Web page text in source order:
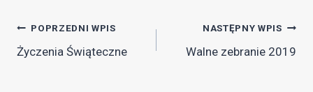
Nawigacja
wpisu
POPRZEDNI WPIS
Życzenia Świąteczne
NASTĘPNY WPIS
Walne zebranie 2019